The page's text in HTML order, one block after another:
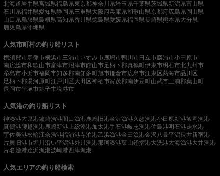
北海道岩手県宮城県福島県東京都神奈川県埼玉県千葉県茨城県新潟県富山県
石川県福井県愛知県静岡県三重県大阪府兵庫県和歌山県京都府広島県岡山県
山口県鳥取県島根県高知県香川県徳島県愛媛県福岡県長崎県熊本県大分県
鹿児島県沖縄県
人気市町村の釣り船リスト
横須賀市宗像市横浜市三浦市いすみ市鹿嶋市鴨川市日立市勝浦市小田原市
南房総市和歌山市富津市沼津市館山市足柄下郡真鶴町伊東市明石市北九州市
糸島市小浜市福岡市知多郡南知多町旭市鎌倉市広島市江東区熱海市品川区
足柄下郡湯河原町江戸川区大田区神栖市賀茂郡南伊豆町山武市三浦郡葉山町
長岡市平塚市銚子市境港市
人気港の釣り船リスト
神湊港大原港鐘崎漁港間口漁港 鹿嶋旧港金沢漁港久慈漁港小田原新港飯岡漁港
真鶴港腰越漁港 鹿嶋新港 上総湊港加太港手石港岐志漁港佐島港明石港走水港
宇佐美港松輪江奈漁港福浦港寺泊港乙浜漁港金田漁港金沢八景平潟長井新宿港
片貝旧港市堀川沿い平潟港外川漁港那珂湊港葉山鐙摺港大洗港太海漁港大井漁港
片名漁港姪浜漁港波崎港西津漁港
人気エリアの釣り船検索